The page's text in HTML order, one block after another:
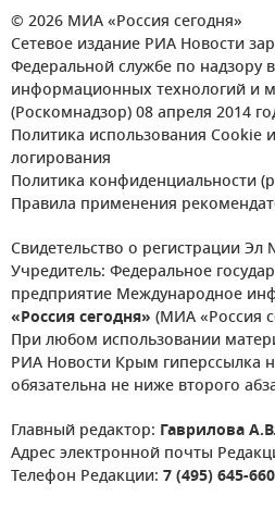
© 2026 МИА «Россия сегодня»
Сетевое издание РИА Новости
Федеральной службе по надзору
информационных технологий и
(Роскомнадзор) 08 апреля 2014
Политика использования Cookie
логирования
Политика конфиденциальности
Правила применения
Свидетельство о регистрации
Учредитель: Федеральное
предприятие Международное
«Россия сегодня» (МИА «Россия
При любом использовании
РИА Новости Крым гиперссылка
обязательна не ниже второго
Главный редактор: Гаврилова А.В.
Адрес электронной почты
Телефон Редакции: 7 (495) 645-